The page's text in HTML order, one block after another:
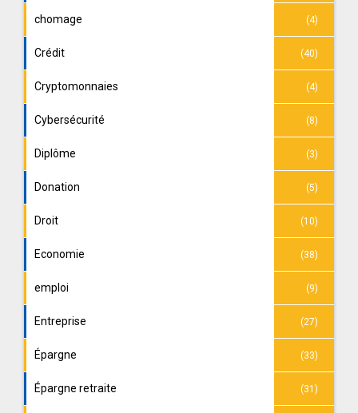
chomage (4)
Crédit (40)
Cryptomonnaies (4)
Cybersécurité (8)
Diplôme (3)
Donation (5)
Droit (10)
Economie (38)
emploi (9)
Entreprise (27)
Épargne (33)
Épargne retraite (31)